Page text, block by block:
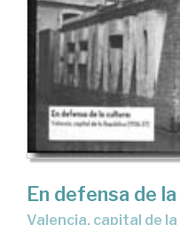
La
cultura
y
la
ciencia
En defensa de
Valencia, capital de